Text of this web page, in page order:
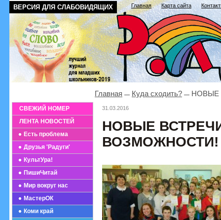
ВЕРСИЯ ДЛЯ СЛАБОВИДЯЩИХ Главная Карта сайта
СВЕЖИЙ НОМЕР
ЛЕНТА НОВОСТЕЙ
Есть проблема
Друзья 'Радуги'
КультУра!
ПишиЧитай
Мир вокруг нас
МастерОК
Коми край
Главная Куда сходить? НОВЫЕ
31.03.2016
НОВЫЕ
ВОЗМОЖНОСТИ!